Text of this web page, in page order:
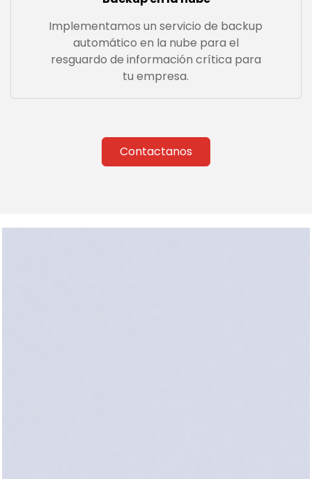
Implementamos un servicio de backup
automático en la nube para el
resguardo de información crítica para
tu empresa.
Contactanos